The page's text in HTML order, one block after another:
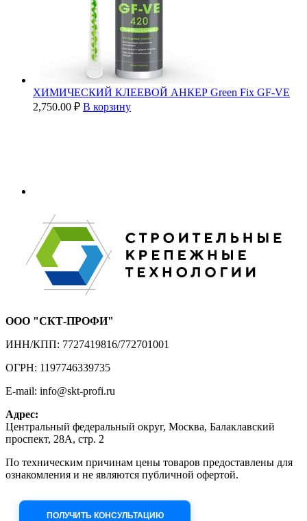
ХИМИЧЕСКИЙ КЛЕЕВОЙ АНКЕР Green Fix GF-VE
2,750.00 ₽ В корзину
ООО "СКТ-ПРОФИ"
ИНН/КПП: 7727419816/772701001
ОГРН: 1197746339735
E-mail: info@skt-profi.ru
Адрес:
Центральный федеральный округ, Москва, Балаклавский
проспект, 28А, стр. 2
По техническим причинам цены товаров предоставлены для
ознакомления и не являются публичной офертой.
ПОЛУЧИТЬ КОНСУЛЬТАЦИЮ